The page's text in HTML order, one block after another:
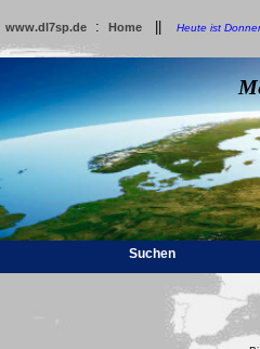
www.dl7sp.de : Home Heute ist
Suchen